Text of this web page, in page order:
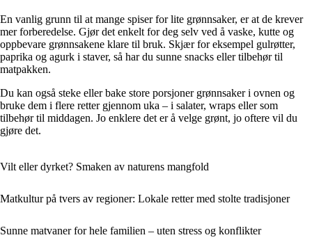
En vanlig grunn til at mange spiser for lite grønnsaker, er at de krever
mer forberedelse. Gjør det enkelt for deg selv ved å vaske, kutte og
oppbevare grønnsakene klare til bruk. Skjær for eksempel gulrøtter,
paprika og agurk i staver, så har du sunne snacks eller tilbehør til
matpakken.
Du kan også steke eller bake store porsjoner grønnsaker i ovnen og
bruke dem i flere retter gjennom uka – i salater, wraps eller som
tilbehør til middagen. Jo enklere det er å velge grønt, jo oftere vil du
gjøre det.
Vilt eller dyrket? Smaken av naturens mangfold
Matkultur på tvers av regioner: Lokale retter med stolte tradisjoner
Sunne matvaner for hele familien – uten stress og konflikter